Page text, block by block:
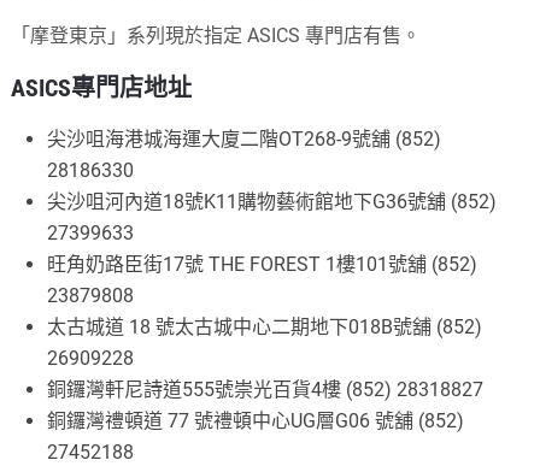
「摩登東京」系列現於指定 ASICS 專門店有售。
ASICS專門店地址
尖沙咀海港城海運大廈二階OT268-9號舖 (852)
28186330
尖沙咀河內道18號K11購物藝術館地下G36號舖 (852)
27399633
旺角奶路臣街17號 THE FOREST 1樓101號舖 (852)
23879808
太古城道 18 號太古城中心二期地下018B號舖 (852)
26909228
銅鑼灣軒尼詩道555號崇光百貨4樓 (852) 28318827
銅鑼灣禮頓道 77 號禮頓中心UG層G06 號舖 (852)
27452188